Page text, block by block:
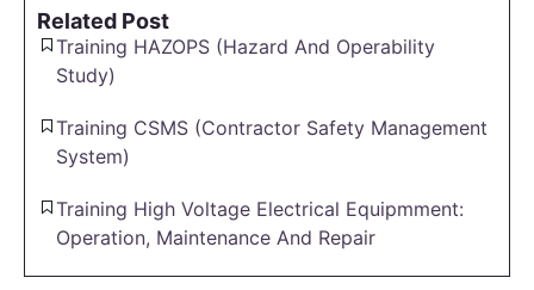
Related Post
Training HAZOPS (Hazard And Operability
Study)
Training CSMS (Contractor Safety Management
System)
Training High Voltage Electrical Equipmment:
Operation, Maintenance And Repair